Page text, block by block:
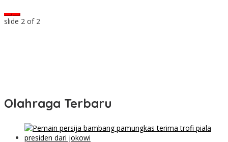
slide 2 of 2
Olahraga Terbaru